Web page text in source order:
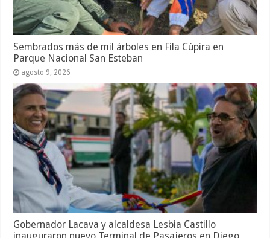
Sembrados más de mil árboles en Fila Cúpira en
Parque Nacional San Esteban
agosto 9, 2026
Gobernador Lacava y alcaldesa Lesbia Castillo
inauguraron nuevo Terminal de Pasajeros en Diego